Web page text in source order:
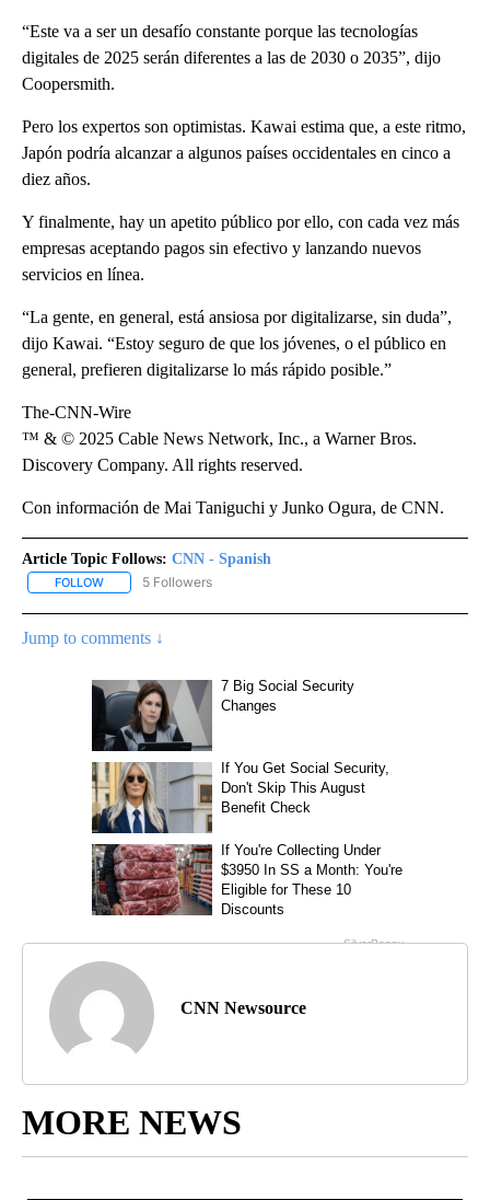
“Este va a ser un desafío constante porque las tecnologías
digitales de 2025 serán diferentes a las de 2030 o 2035”, dijo
Coopersmith.
Pero los expertos son optimistas. Kawai estima que, a este ritmo,
Japón podría alcanzar a algunos países occidentales en cinco a
diez años.
Y finalmente, hay un apetito público por ello, con cada vez más
empresas aceptando pagos sin efectivo y lanzando nuevos
servicios en línea.
“La gente, en general, está ansiosa por digitalizarse, sin duda”,
dijo Kawai. “Estoy seguro de que los jóvenes, o el público en
general, prefieren digitalizarse lo más rápido posible.”
The-CNN-Wire
™ & © 2025 Cable News Network, Inc., a Warner Bros.
Discovery Company. All rights reserved.
Con información de Mai Taniguchi y Junko Ogura, de CNN.
Article Topic Follows: CNN - Spanish
FOLLOW FOLLOW "CNN - SPANISH" TO RECEIVE NOTIFICATIONS ABOUT
5 Followers
Jump to comments ↓
CNN Newsource
MORE NEWS